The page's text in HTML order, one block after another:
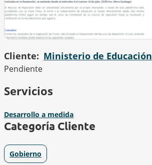
Cliente Ministerio de Educación
Pendiente
Servicios
Desarrollo a medida
Categoría Cliente
Gobierno